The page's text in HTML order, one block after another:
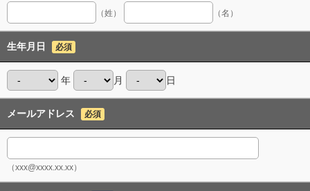
（姓） （名）
生年月日 必須
年 月 日
メールアドレス 必須
（xxx@xxxx.xx.xx）